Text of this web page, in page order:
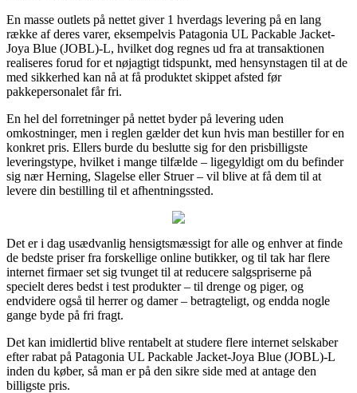
En masse outlets på nettet giver 1 hverdags levering på en lang
række af deres varer, eksempelvis Patagonia UL Packable Jacket-
Joya Blue (JOBL)-L, hvilket dog regnes ud fra at transaktionen
realiseres forud for et nøjagtigt tidspunkt, med hensynstagen til at de
med sikkerhed kan nå at få produktet skippet afsted før
pakkepersonalet får fri.
En hel del forretninger på nettet byder på levering uden
omkostninger, men i reglen gælder det kun hvis man bestiller for en
konkret pris. Ellers burde du beslutte sig for den prisbilligste
leveringstype, hvilket i mange tilfælde – ligegyldigt om du befinder
sig nær Herning, Slagelse eller Struer – vil blive at få dem til at
levere din bestilling til et afhentningssted.
Det er i dag usædvanlig hensigtsmæssigt for alle og enhver at finde
de bedste priser fra forskellige online butikker, og til tak har flere
internet firmaer set sig tvunget til at reducere salgspriserne på
specielt deres bedst i test produkter – til drenge og piger, og
endvidere også til herrer og damer – betragteligt, og endda nogle
gange byde på fri fragt.
Det kan imidlertid blive rentabelt at studere flere internet selskaber
efter rabat på Patagonia UL Packable Jacket-Joya Blue (JOBL)-L
inden du køber, så man er på den sikre side med at antage den
billigste pris.